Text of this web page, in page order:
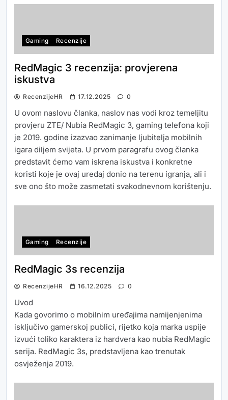
Gaming Recenzije
RedMagic 3 recenzija: provjerena
iskustva
RecenzijeHR 17.12.2025 0
U ovom naslovu članka, naslov nas vodi kroz temeljitu
provjeru ZTE/ Nubia RedMagic 3, gaming telefona koji
je 2019. godine izazvao zanimanje ljubitelja mobilnih
igara diljem svijeta. U prvom paragrafu ovog članka
predstavit ćemo vam iskrena iskustva i konkretne
koristi koje je ovaj uređaj donio na terenu igranja, ali i
sve ono što može zasmetati svakodnevnom korištenju.
Gaming Recenzije
RedMagic 3s recenzija
RecenzijeHR 16.12.2025 0
Uvod
Kada govorimo o mobilnim uređajima namijenjenima
isključivo gamerskoj publici, rijetko koja marka uspije
izvući toliko karaktera iz hardvera kao nubia RedMagic
serija. RedMagic 3s, predstavljena kao trenutak
osvježenja 2019.